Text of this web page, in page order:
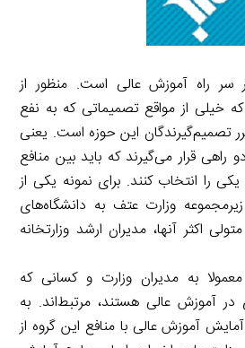
سر راه آموزش عالی است. منظور از
خیلی از مواقع تصمیماتی که به نفع
تصمیم‌گیرندگان این حوزه است. یعنی
راهی قرار می‌گیرند که باید بین منافع
را انتخاب کنند. برای نمونه یکی از
وزارت عتف به دانشگاه‌های
اکثر آنها، مدیران ارشد وزارتخانه
معمولا به مدیران وزارت و کسانی که
در آموزش عالی هستند، مرتبط‌اند. به
آموزش عالی با منافع این گروه از